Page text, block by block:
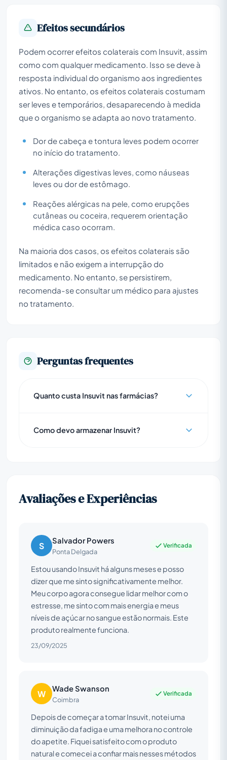
Efeitos secundários
Podem ocorrer efeitos colaterais com Insuvit, assim
como com qualquer medicamento. Isso se deve à
resposta individual do organismo aos ingredientes
ativos. No entanto, os efeitos colaterais costumam
ser leves e temporários, desaparecendo à medida
que o organismo se adapta ao novo tratamento.
Dor de cabeça e tontura leves podem ocorrer
no início do tratamento.
Alterações digestivas leves, como náuseas
leves ou dor de estômago.
Reações alérgicas na pele, como erupções
cutâneas ou coceira, requerem orientação
médica caso ocorram.
Na maioria dos casos, os efeitos colaterais são
limitados e não exigem a interrupção do
medicamento. No entanto, se persistirem,
recomenda-se consultar um médico para ajustes
no tratamento.
Perguntas frequentes
Quanto custa Insuvit nas farmácias?
Como devo armazenar Insuvit?
Avaliações e Experiências
S Salvador Powers
Ponta Delgada
Verificada
Estou usando Insuvit há alguns meses e posso
dizer que me sinto significativamente melhor.
Meu corpo agora consegue lidar melhor com o
estresse, me sinto com mais energia e meus
níveis de açúcar no sangue estão normais. Este
produto realmente funciona.
23/09/2025
W Wade Swanson
Coimbra
Verificada
Depois de começar a tomar Insuvit, notei uma
diminuição da fadiga e uma melhora no controle
do apetite. Fiquei satisfeito com o produto
natural e comecei a confiar mais nesses métodos